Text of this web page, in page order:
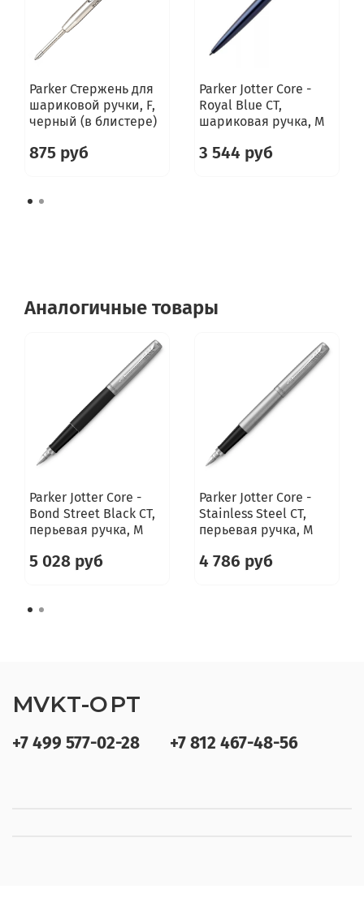
Parker Стержень для
шариковой ручки, F,
черный (в блистере)
875 руб
Parker Jotter Core -
Royal Blue CT,
шариковая ручка, M
3 544 руб
Аналогичные товары
Parker Jotter Core -
Bond Street Black CT,
перьевая ручка, M
5 028 руб
Parker Jotter Core -
Stainless Steel CT,
перьевая ручка, M
4 786 руб
+7 499 577-02-28 +7 812 467-48-56
MVKT-OPT